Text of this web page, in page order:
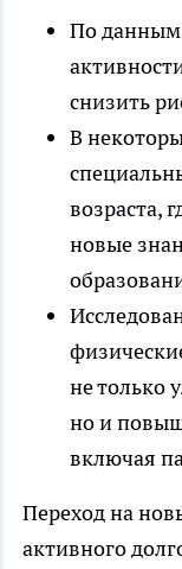
По данным
снизить
В
возраста,
новые
не только
но и
включая
Переход на
активного